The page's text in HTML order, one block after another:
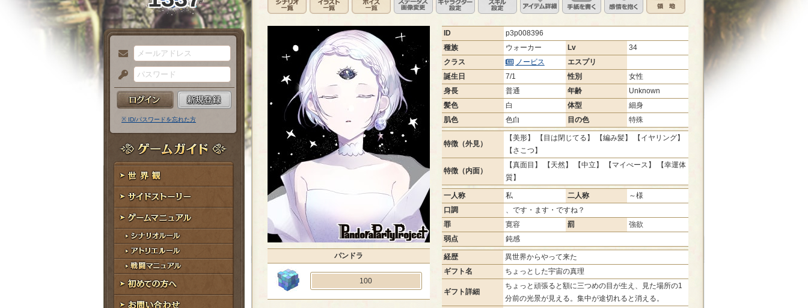
メ
ー
ル
ア
ド
レ
ス
パ
ス
ー
ド
※ ID/パスワードを忘れた方
ゲームガイド
世界観
サイドストーリー
ゲームマニュアル
シナリオルール
アトリエルール
戦闘マニュアル
初めての方へ
パンドラ
100
ID
p3p008396
種族
ウォーカー Lv
34
クラス
ノービス
エスプリ
誕生日
7/1 性別
女性
身長
普通 年齢
Unknown
髪色
白 体型
細身
肌色
色白 目の色 特殊
特徴（外見）
【美形】 【目は閉じてる】 【編み髪】 【イヤリング】
【さこつ】
特徴（内面）
【真面目】 【天然】 【中立】 【マイぺース】 【幸運体
質】
一人称 私 二人称
～様
口調
、です・ます・ですね？
罪
寛容 罰
強欲
弱点
鈍感
経歴
異世界からやって来た
ギフト名
ちょっとした宇宙の真理
ギフト詳細
ちょっと頑張ると額に三つめの目が生え、見た場所の1
分前の光景が見える。集中が途切れると消える。